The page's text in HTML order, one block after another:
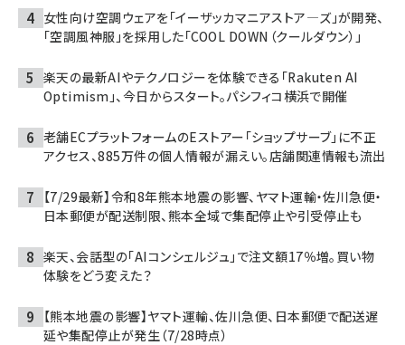
女性向け空調ウェアを「イーザッカマニアストア―ズ」が開発、
「空調風神服」を採用した「COOL DOWN（クールダウン）」
楽天の最新AIやテクノロジーを体験できる「Rakuten AI
Optimism」、今日からスタート。パシフィコ横浜で開催
老舗ECプラットフォームのEストアー「ショップサーブ」に不正
アクセス、885万件の個人情報が漏えい。店舗関連情報も流出
【7/29最新】令和8年熊本地震の影響、ヤマト運輸・佐川急便・
日本郵便が配送制限、熊本全域で集配停止や引受停止も
楽天、会話型の「AIコンシェルジュ」で注文額17％増。買い物
体験をどう変えた？
【熊本地震の影響】ヤマト運輸、佐川急便、日本郵便で配送遅
延や集配停止が発生（7/28時点）